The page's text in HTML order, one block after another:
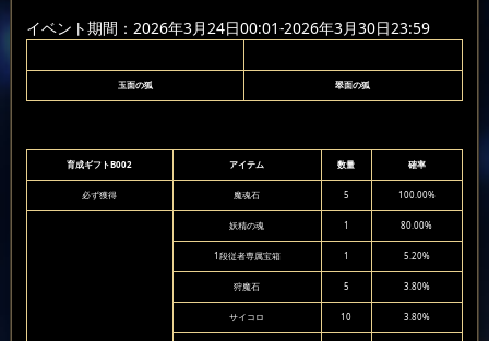
イベント期間：2026年3月24日00:01-2026年3月30日23:59
玉面の狐 翠面の狐
育成ギフトB002 アイテム 数量 確率
必ず獲得 魔魂石 5 100.00%
妖精の魂 1 80.00%
1段従者専属宝箱 1 5.20%
狩魔石 5 3.80%
サイコロ 10 3.80%